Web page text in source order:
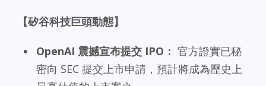
【矽谷科技巨頭動態】
OpenAI 震撼宣布提交 IPO： 官方證實已秘
密向 SEC 提交上市申請，預計將成為歷史上